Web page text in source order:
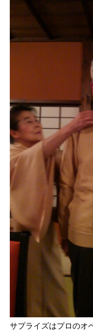
サプライズはプロのオ